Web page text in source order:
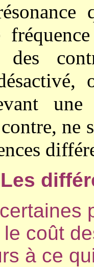
des
une
ne
Les
coût
à ce